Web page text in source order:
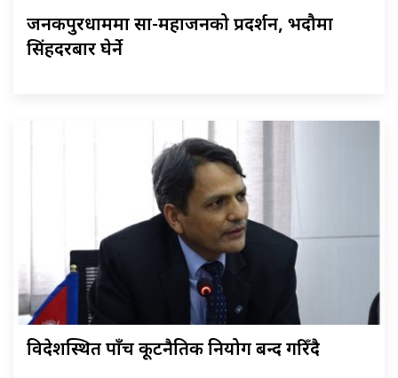
जनकपुरधाममा साहु-महाजनको प्रदर्शन, भदौमा
सिंहदरबार घेर्ने
विदेशस्थित पाँच कूटनैतिक नियोग बन्द गरिँदै